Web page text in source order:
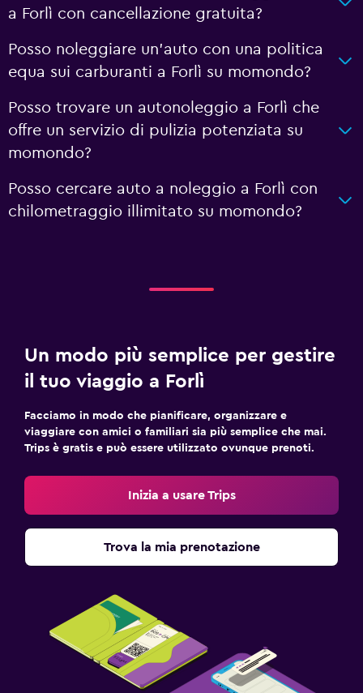
a Forlì con cancellazione gratuita?
Posso noleggiare un'auto con una politica
equa sui carburanti a Forlì su momondo?
Posso trovare un autonoleggio a Forlì che
offre un servizio di pulizia potenziata su
momondo?
Posso cercare auto a noleggio a Forlì con
chilometraggio illimitato su momondo?
Un modo più semplice per gestire
il tuo viaggio a Forlì
Facciamo in modo che pianificare, organizzare e
viaggiare con amici o familiari sia più semplice che mai.
Trips è gratis e può essere utilizzato ovunque prenoti.
Inizia a usare Trips
Trova la mia prenotazione